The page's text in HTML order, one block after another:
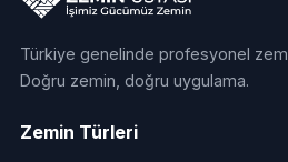
Türkiye genelinde profesyonel
Doğru zemin, doğru uygulama.
Zemin Türleri